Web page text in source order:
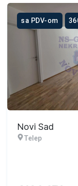
sa PDV-om
Novi Sad
Telep